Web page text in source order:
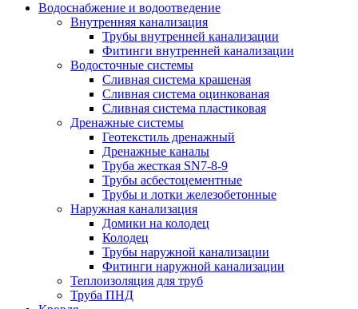
Водоснабжение и водоотведение
Внутренняя канализация
Трубы внутренней канализации
Фитинги внутренней канализации
Водосточные системы
Сливная система крашеная
Сливная система оцинкованая
Сливная система пластиковая
Дренажные системы
Геотекстиль дренажный
Дренажные каналы
Труба жесткая SN7-8-9
Трубы асбестоцементные
Трубы и лотки железобетонные
Наружная канализация
Домики на колодец
Колодец
Трубы наружной канализации
Фитинги наружной канализации
Теплоизоляция для труб
Труба ПНД